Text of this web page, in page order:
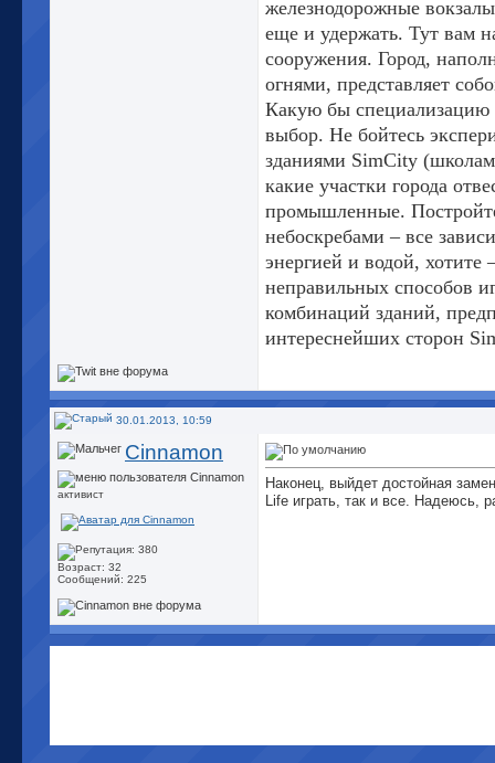
железнодорожные
еще и удержать. Тут вам
сооружения. Город,
огнями, представляет
Какую бы специализацию
выбор. Не бойтесь
зданиями SimCity
какие участки города
промышленные.
небоскребами – все
энергией и водой,
неправильных способов
комбинаций зданий,
интереснейших сторон
30.01.2013, 10:59
Cinnamon
активист
Возраст: 32
Сообщений: 225
Наконец, выйдет достойная
Life играть, так и все. Надеюсь,